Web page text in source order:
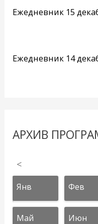
Ежедневник 15
Ежедневник 14
АРХИВ
<
Янв Фев
Май Июн